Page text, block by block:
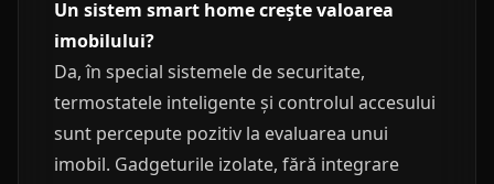
Un sistem smart home crește valoarea
imobilului?
Da, în special sistemele de securitate,
termostatele inteligente și controlul accesului
sunt percepute pozitiv la evaluarea unui
imobil. Gadgeturile izolate, fără integrare